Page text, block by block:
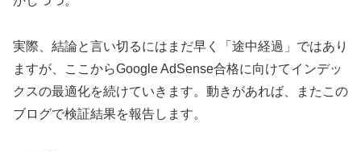
実際、結論と言い切るにはまだ早く「途中経過」ではあり
ますが、ここからGoogle AdSense合格に向けてインデッ
クスの最適化を続けていきます。動きがあれば、またこの
ブログで検証結果を報告します。